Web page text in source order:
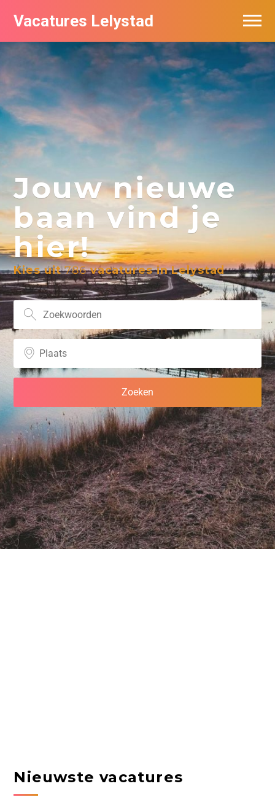
Vacatures Lelystad
Jouw nieuwe
baan vind je
hier!
Kies uit786vacatures in Lelystad
Nieuwste vacatures
Vacatures per bedrijf in Lelystad
De populairste vacatures in Lelystad
Nieuwsbrief feed